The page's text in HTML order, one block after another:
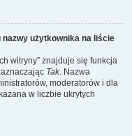
użytkownika na liście
witryny” znajduje się funkcja
Tak. Nazwa
moderatorów i dla
w liczbie ukrytych